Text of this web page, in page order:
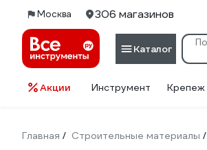
Москва 306 магазинов
Каталог
Акции Инструмент Крепеж
Главная / Строительные материалы /